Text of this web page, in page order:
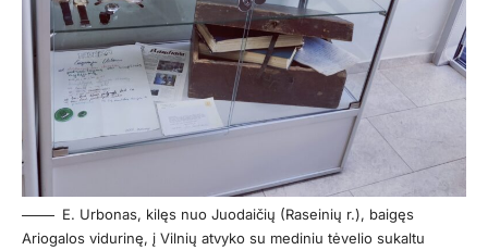
E. Urbonas, kilęs nuo Juodaičių (Raseinių r.), baigęs
Ariogalos vidurinę, į Vilnių atvyko su mediniu tėvelio sukaltu